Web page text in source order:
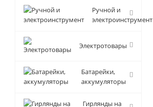
Ручной и
электроинструмент
Электротовары
Батарейки,
аккумуляторы
Гирлянды на